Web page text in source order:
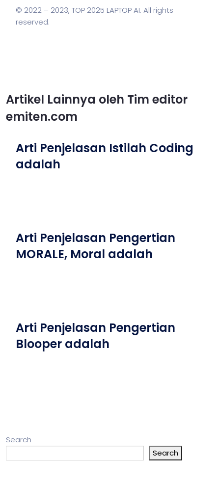
© 2022 – 2023, TOP 2025 LAPTOP AI. All rights
reserved.
Artikel Lainnya oleh Tim editor
emiten.com
Arti Penjelasan Istilah Coding
adalah
Arti Penjelasan Pengertian
MORALE, Moral adalah
Arti Penjelasan Pengertian
Blooper adalah
Search
Search